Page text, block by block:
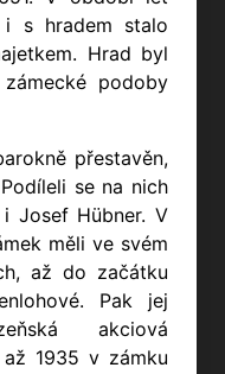
s hradem stalo
Hrad byl
podoby
přestavěn,
se na nich
i Josef Hübner. V
měli ve svém
až do začátku
Pak jej
akciová
1935 v zámku